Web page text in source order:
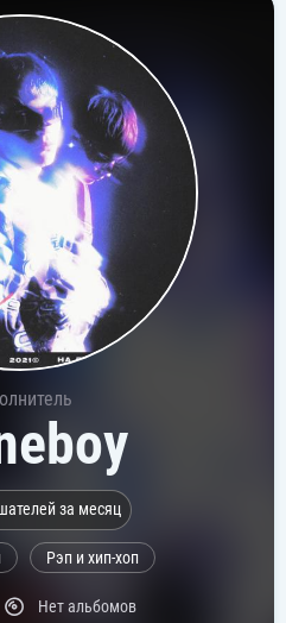
за месяц
Рэп и хип-хоп
Нет альбомов